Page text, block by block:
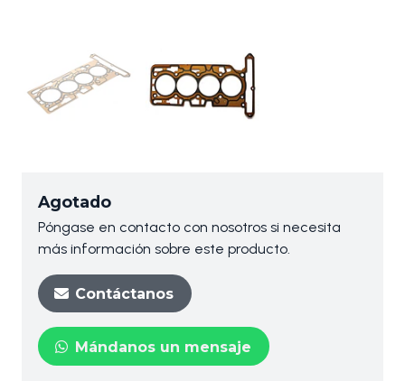
Agotado
Póngase en contacto con nosotros si necesita
más información sobre este producto.
Contáctanos
Mándanos un mensaje